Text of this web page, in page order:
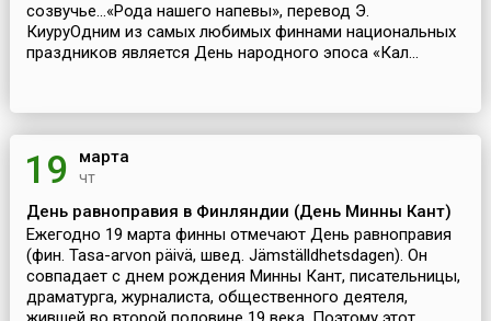
созвучье...«Рода нашего напевы», перевод Э.
КиуруОдним из самых любимых финнами национальных
праздников является День народного эпоса «Кал...
19 марта
чт
День равноправия в Финляндии (День Минны Кант)
Ежегодно 19 марта финны отмечают День равноправия
(фин. Tasa-arvon päivä, швед. Jämställdhetsdagen). Он
совпадает с днем рождения Минны Кант, писательницы,
драматурга, журналиста, общественного деятеля,